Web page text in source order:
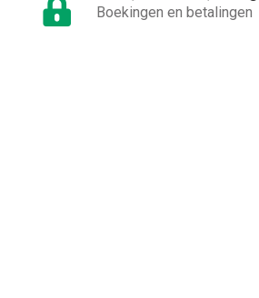
Boekingen en betalingen